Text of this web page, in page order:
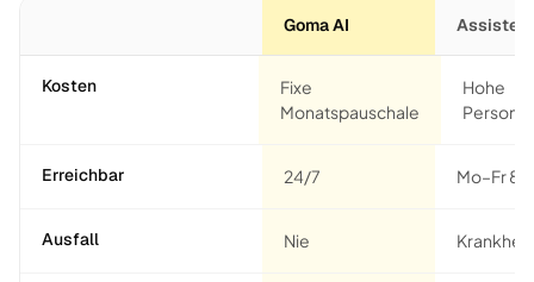
Goma AI Assistent
Kosten
Fixe
Monatspauschale
Hohe
Erreichbar 24/7 Mo–Fr
Ausfall Nie Krankheit